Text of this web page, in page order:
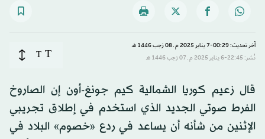
آخر تحديث: 00:29-7 يناير 2025 م ـ 08 رَجب 1446 هـ
نُشر: 22:45-6 يناير 2025 م ـ 07 رَجب 1446 هـ
T
T
قال زعيم كوريا الشمالية كيم جونغ-أون إن الصاروخ
الفرط صوتي الجديد الذي استخدم في إطلاق تجريبي
الإثنين من شأنه أن يساعد في ردع «خصوم» البلاد في